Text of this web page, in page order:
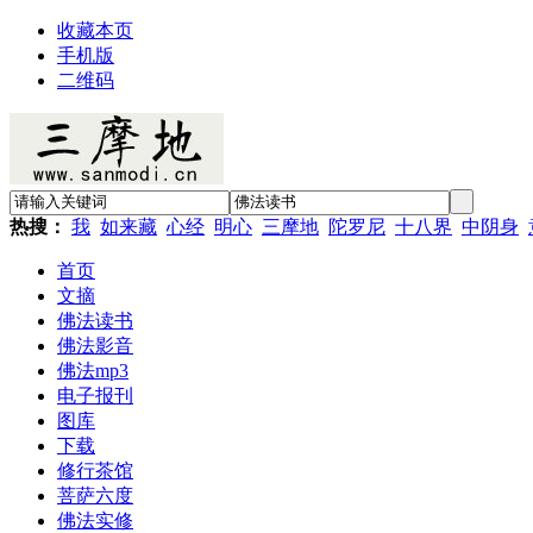
收藏本页
手机版
二维码
热搜： 我 如来藏 心经 明心 三摩地 陀罗尼 十八界 中阴身
首页
文摘
佛法读书
佛法影音
佛法mp3
电子报刊
图库
下载
修行茶馆
菩萨六度
佛法实修